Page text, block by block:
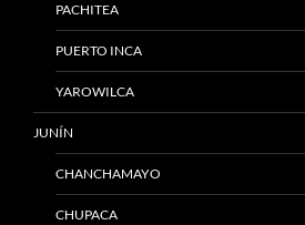
PACHITEA
PUERTO INCA
YAROWILCA
JUNÍN
CHANCHAMAYO
CHUPACA